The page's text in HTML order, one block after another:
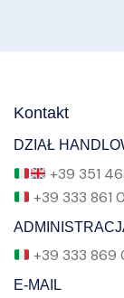
Kontakt
DZIAŁ
+39 351
+39 333 861
+39 333 869
E-MAIL